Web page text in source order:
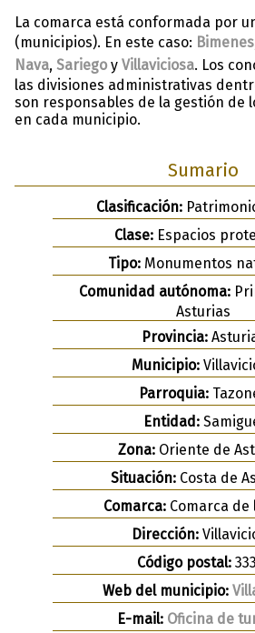
La comarca está conformada por
(municipios). En este caso: Bimenes
Nava, Sariego y Villaviciosa. Los
las divisiones administrativas
son responsables de la gestión de
en cada municipio.
Sumario
Clasificación:
Clase:Espacios
Tipo:Monumentos
Comunidad autónoma:
Asturias
Provincia:
Municipio:
Parroquia:
Entidad:
Zona: Oriente de
Situación: Costa de
Comarca: Comarca de
Dirección:
Código postal:
Web del municipio:
E-mail: Oficina de